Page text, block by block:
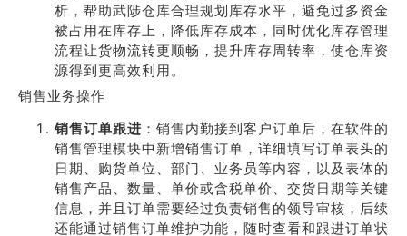
析，帮助武陟仓库合理规划库存水平，避免过多资金
被占用在库存上，降低库存成本，同时优化库存管理
流程让货物流转更顺畅，提升库存周转率，使仓库资
源得到更高效利用。
销售业务操作
销售订单跟进 ：销售内勤接到客户订单后，在软件的
销售管理模块中新增销售订单，详细填写订单表头的
日期、购货单位、部门、业务员等内容，以及表体的
销售产品、数量、单价或含税单价、交货日期等关键
信息，并且订单需要经过负责销售的领导审核，后续
还能通过销售订单维护功能，随时查看和跟进订单状